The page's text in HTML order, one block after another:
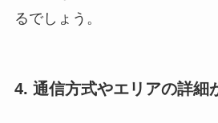
るでしょう。
4. 通信方式やエリアの詳細